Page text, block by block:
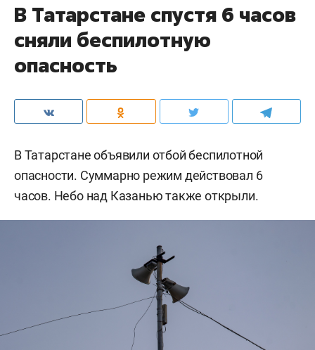
В Татарстане спустя 6 часов
сняли беспилотную
опасность
В Татарстане объявили отбой беспилотной
опасности. Суммарно режим действовал 6
часов. Небо над Казанью также открыли.